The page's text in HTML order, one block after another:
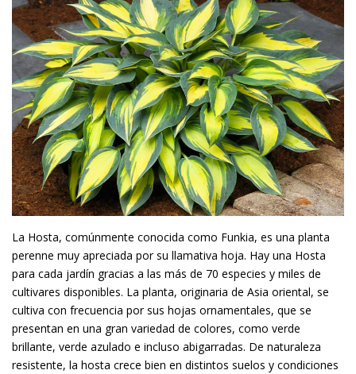
La Hosta, comúnmente conocida como Funkia, es una planta
perenne muy apreciada por su llamativa hoja. Hay una Hosta
para cada jardín gracias a las más de 70 especies y miles de
cultivares disponibles. La planta, originaria de Asia oriental, se
cultiva con frecuencia por sus hojas ornamentales, que se
presentan en una gran variedad de colores, como verde
brillante, verde azulado e incluso abigarradas. De naturaleza
resistente, la hosta crece bien en distintos suelos y condiciones